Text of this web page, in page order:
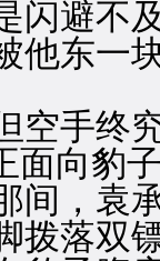
闪避不
他东一
手终究
面向豹
间，袁
拨落双